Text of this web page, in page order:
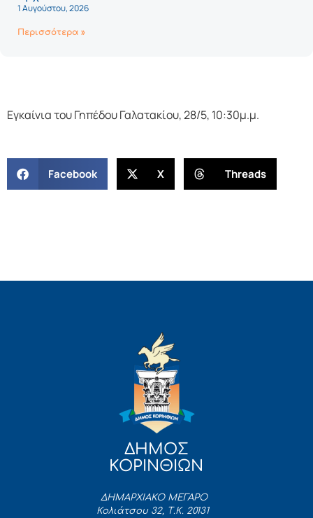
1 Αυγούστου, 2026
Περισσότερα »
Εγκαίνια του Γηπέδου Γαλατακίου, 28/5, 10:30μ.μ.
Facebook X Threads
ΔΗΜΟΣ
ΚΟΡΙΝΘΙΩΝ
ΔΗΜΑΡΧΙΑΚΟ ΜΕΓΑΡΟ
Κολιάτσου 32, Τ.Κ. 20131